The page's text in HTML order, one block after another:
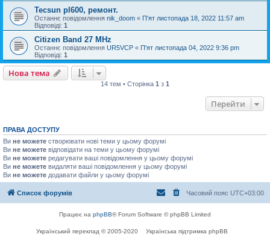
Tecsun pl600, ремонт.
Останнє повідомлення nik_doom « П'ят листопада 18, 2022 11:57 am
Відповіді: 1
Citizen Band 27 MHz
Останнє повідомлення UR5VCP « П'ят листопада 04, 2022 9:36 pm
Відповіді: 1
Нова тема
14 тем • Сторінка 1 з 1
Перейти
ПРАВА ДОСТУПУ
Ви не можете створювати нові теми у цьому форумі
Ви не можете відповідати на теми у цьому форумі
Ви не можете редагувати ваші повідомлення у цьому форумі
Ви не можете видаляти ваші повідомлення у цьому форумі
Ви не можете додавати файли у цьому форумі
Список форумів Часовий пояс UTC+03:00
Працює на phpBB® Forum Software © phpBB Limited
Український переклад © 2005-2020 Українська підтримка phpBB